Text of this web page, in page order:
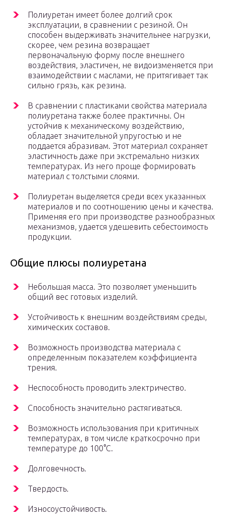
Полиуретан имеет более долгий срок
эксплуатации, в сравнении с резиной. Он
способен выдерживать значительнее нагрузки,
скорее, чем резина возвращает
первоначальную форму после внешнего
воздействия, эластичен, не видоизменяется при
взаимодействии с маслами, не притягивает так
сильно грязь, как резина.
В сравнении с пластиками свойства материала
полиуретана также более практичны. Он
устойчив к механическому воздействию,
обладает значительной упругостью и не
поддается абразивам. Этот материал сохраняет
эластичность даже при экстремально низких
температурах. Из него проще формировать
материал с толстыми слоями.
Полиуретан выделяется среди всех указанных
материалов и по соотношению цены и качества.
Применяя его при производстве разнообразных
механизмов, удается удешевить себестоимость
продукции.
Общие плюсы полиуретана
Небольшая масса. Это позволяет уменьшить
общий вес готовых изделий.
Устойчивость к внешним воздействиям среды,
химических составов.
Возможность производства материала с
определенным показателем коэффициента
трения.
Неспособность проводить электричество.
Способность значительно растягиваться.
Возможность использования при критичных
температурах, в том числе краткосрочно при
температуре до 100°C.
Долговечность.
Твердость.
Износоустойчивость.